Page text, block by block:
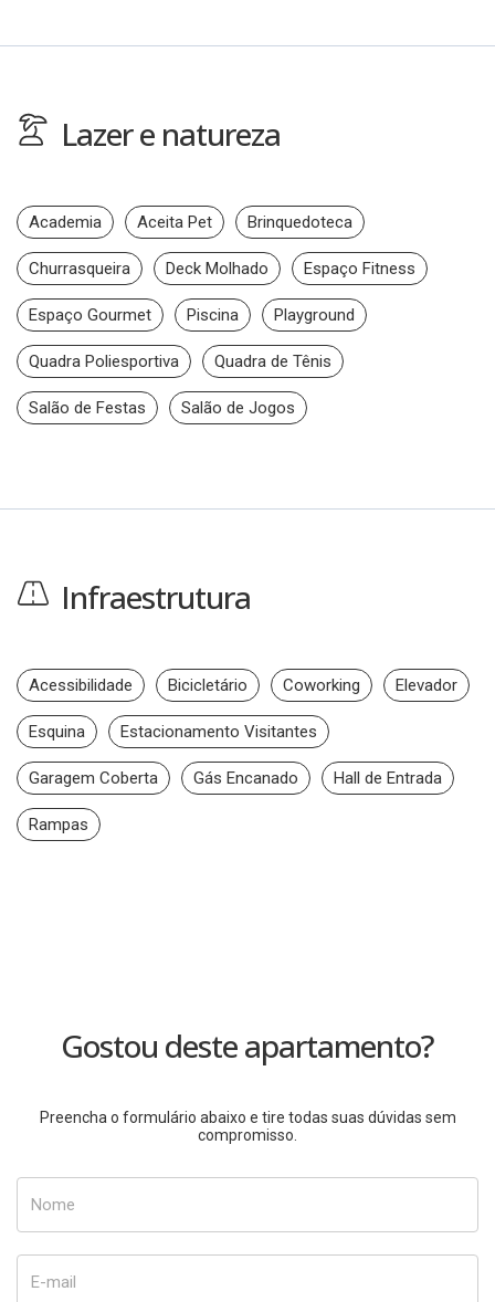
Lazer e natureza
Academia Aceita Pet Brinquedoteca
Churrasqueira Deck Molhado Espaço Fitness
Espaço Gourmet Piscina Playground
Quadra Poliesportiva Quadra de Tênis
Salão de Festas Salão de Jogos
Infraestrutura
Acessibilidade Bicicletário Coworking Elevador
Esquina Estacionamento Visitantes
Garagem Coberta Gás Encanado Hall de Entrada
Rampas
Gostou deste apartamento?
Preencha o formulário abaixo e tire todas suas dúvidas sem
compromisso.